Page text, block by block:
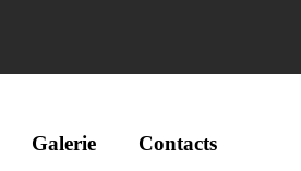
Galerie Contacts